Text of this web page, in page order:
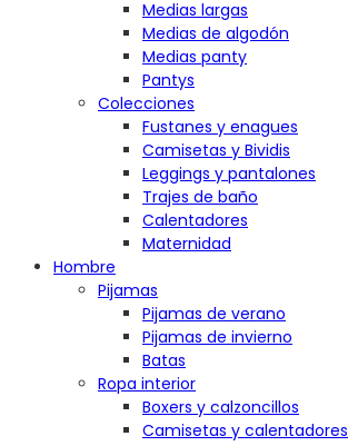
Medias largas
Medias de algodón
Medias panty
Pantys
Colecciones
Fustanes y enagues
Camisetas y Bividis
Leggings y pantalones
Trajes de baño
Calentadores
Maternidad
Hombre
Pijamas
Pijamas de verano
Pijamas de invierno
Batas
Ropa interior
Boxers y calzoncillos
Camisetas y calentadores